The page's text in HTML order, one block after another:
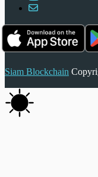
Siam Blockchain